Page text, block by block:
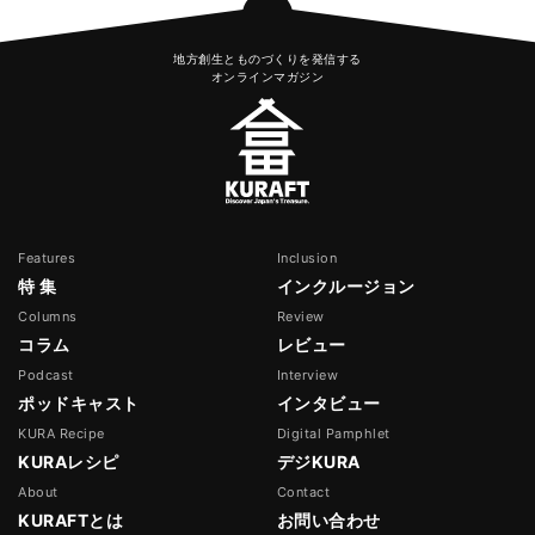
地方創生とものづくりを発信する
オンラインマガジン
Features
特 集
Inclusion
インクルージョン
Columns
コラム
Review
レビュー
Podcast
ポッドキャスト
Interview
インタビュー
KURA Recipe
KURAレシピ
Digital Pamphlet
デジKURA
About
KURAFTとは
Contact
お問い合わせ